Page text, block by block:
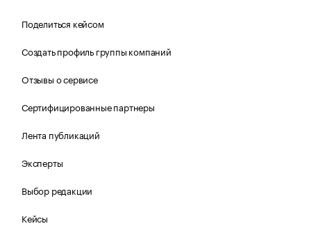
Поделиться кейсом
Создать профиль группы компаний
Отзывы о сервисе
Сертифицированные партнеры
Лента публикаций
Эксперты
Выбор редакции
Кейсы